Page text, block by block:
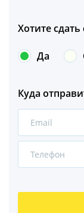
Оцинковка
Алюминий
Бронза
Латунь
Хотите
Да
Куда